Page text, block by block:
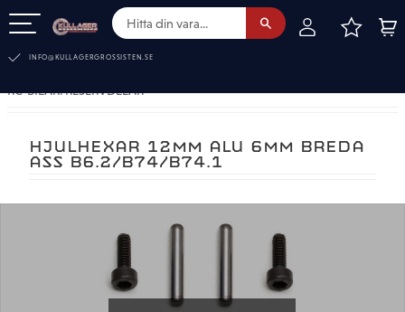
INFO@KULLAGERGROSSISTEN.SE
RC-BILAR. RESERVDELAR
HJULHEXAR 12MM ALU 6MM BREDA
ASS B6.2/B74/B74.1